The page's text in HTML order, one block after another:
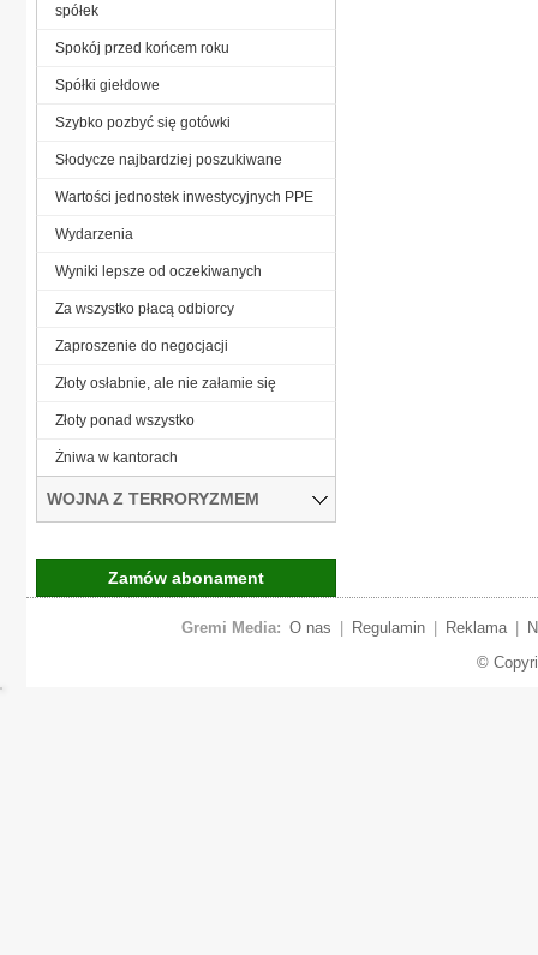
spółek
Spokój przed końcem roku
Spółki giełdowe
Szybko pozbyć się gotówki
Słodycze najbardziej poszukiwane
Wartości jednostek inwestycyjnych PPE
Wydarzenia
Wyniki lepsze od oczekiwanych
Za wszystko płacą odbiorcy
Zaproszenie do negocjacji
Złoty osłabnie, ale nie załamie się
Złoty ponad wszystko
Żniwa w kantorach
WOJNA Z TERRORYZMEM
Zamów abonament
Gremi Media: O nas Regulamin Reklama
©